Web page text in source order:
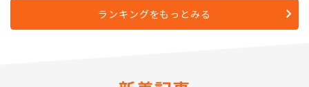
ランキングをもっとみる